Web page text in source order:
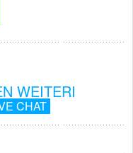
WEITERI
CHAT